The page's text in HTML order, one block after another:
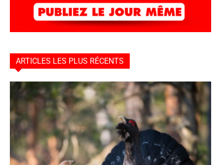
ARTICLES LES PLUS RÉCENTS